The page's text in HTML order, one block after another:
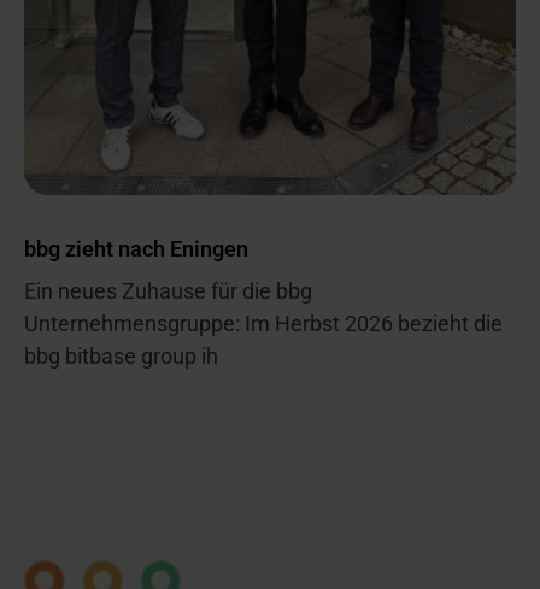
bbg zieht nach Eningen
Ein neues Zuhause für die bbg
Unternehmensgruppe: Im Herbst 2026 bezieht die
bbg bitbase group ih